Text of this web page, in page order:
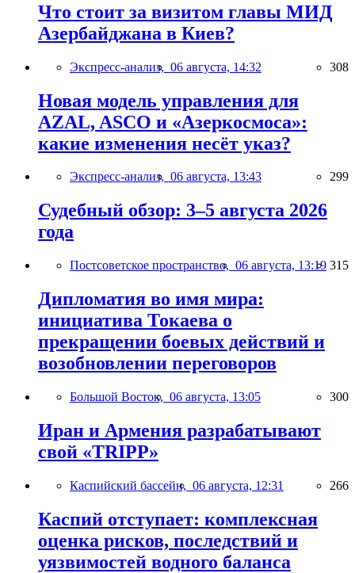
Что стоит за визитом главы МИД
Азербайджана в Киев?
Экспресс-анализ, 06 августа, 14:32 308
Новая модель управления для
AZAL, ASCO и «Азеркосмоса»:
какие изменения несёт указ?
Экспресс-анализ, 06 августа, 13:43 299
Судебный обзор: 3–5 августа 2026
года
Постсоветское пространство, 06 августа, 13:19 315
Дипломатия во имя мира:
инициатива Токаева о
прекращении боевых действий и
возобновлении переговоров
Большой Восток, 06 августа, 13:05 300
Иран и Армения разрабатывают
свой «TRIPP»
Каспийский бассейн, 06 августа, 12:31 266
Каспий отступает: комплексная
оценка рисков, последствий и
уязвимостей водного баланса